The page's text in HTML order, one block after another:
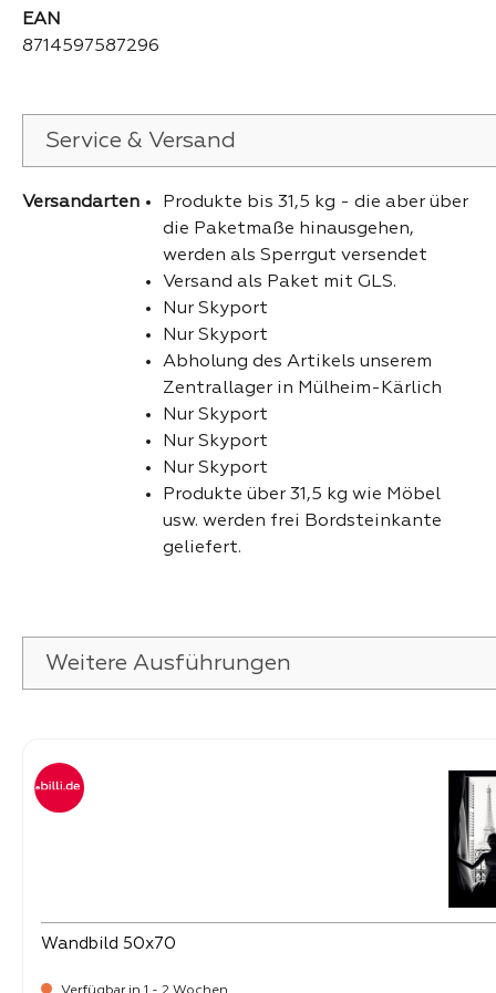
EAN
8714597587296
Service & Versand
Versandarten
Produkte bis 31,5 kg - die aber über
die Paketmaße hinausgehen,
werden als Sperrgut versendet
Versand als Paket mit GLS.
Nur Skyport
Nur Skyport
Abholung des Artikels unserem
Zentrallager in Mülheim-Kärlich
Nur Skyport
Nur Skyport
Nur Skyport
Produkte über 31,5 kg wie Möbel
usw. werden frei Bordsteinkante
geliefert.
Weitere Ausführungen
Wandbild 50x70